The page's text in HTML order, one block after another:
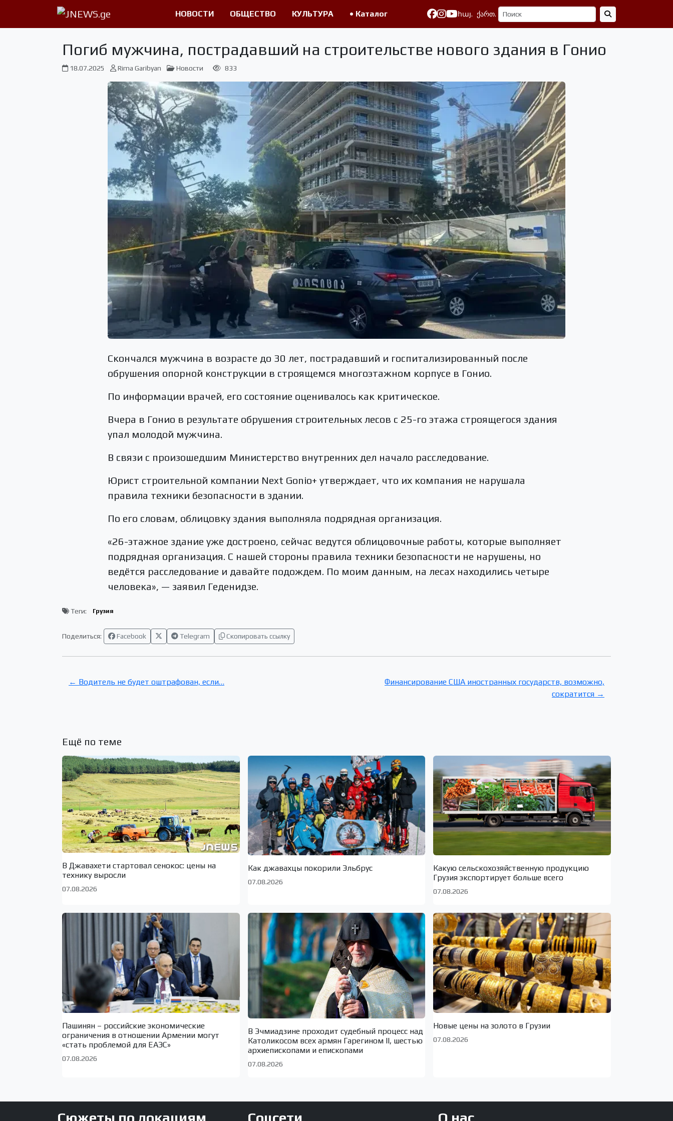
НОВОСТИ ОБЩЕСТВО КУЛЬТУРА • Каталог հայ. ქართ.
Погиб мужчина, пострадавший на строительстве нового здания в Гонио
18.07.2025 Rima Garibyan Новости 833
Скончался мужчина в возрасте до 30 лет, пострадавший и госпитализированный после
обрушения опорной конструкции в строящемся многоэтажном корпусе в Гонио.
По информации врачей, его состояние оценивалось как критическое.
Вчера в Гонио в результате обрушения строительных лесов с 25-го этажа строящегося здания
упал молодой мужчина.
В связи с произошедшим Министерство внутренних дел начало расследование.
Юрист строительной компании Next Gonio+ утверждает, что их компания не нарушала
правила техники безопасности в здании.
По его словам, облицовку здания выполняла подрядная организация.
«26-этажное здание уже достроено, сейчас ведутся облицовочные работы, которые выполняет
подрядная организация. С нашей стороны правила техники безопасности не нарушены, но
ведётся расследование и давайте подождем. По моим данным, на лесах находились четыре
человека», — заявил Геденидзе.
Теги: Грузия
Поделиться: Facebook Telegram Скопировать ссылку
← Водитель не будет оштрафован, если…
Финансирование США иностранных государств, возможно,
сократится →
Ещё по теме
В Джавахети стартовал сенокос: цены на
технику выросли
07.08.2026
Как джавахцы покорили Эльбрус
07.08.2026
Какую сельскохозяйственную продукцию
Грузия экспортирует больше всего
07.08.2026
Пашинян – российские экономические
ограничения в отношении Армении могут
«стать проблемой для ЕАЭС»
07.08.2026
В Эчмиадзине проходит судебный процесс над
Католикосом всех армян Гарегином II, шестью
архиепископами и епископами
07.08.2026
Новые цены на золото в Грузии
07.08.2026
Сюжеты по локациям Соцсети О нас